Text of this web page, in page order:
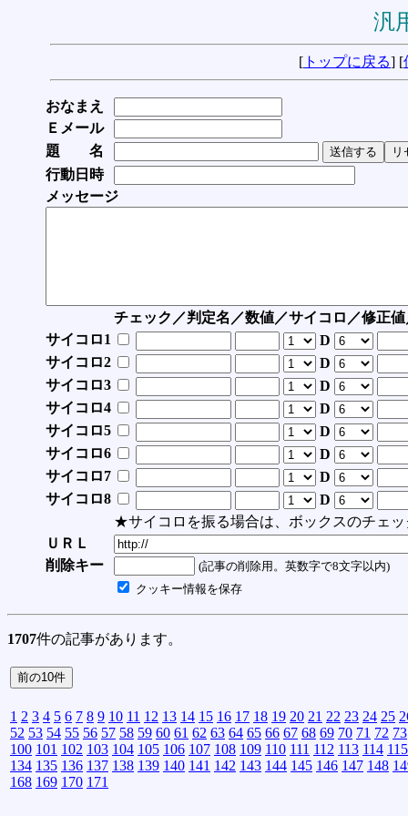
汎
[ トップに戻る] [
おなまえ
Ｅメール
題 名
行動日時
メッセージ
チェック／判定名／数値／サイコロ／修正
サイコロ1
D
サイコロ2
D
サイコロ3
D
サイコロ4
D
サイコロ5
D
サイコロ6
D
サイコロ7
D
サイコロ8
D
★サイコロを振る場合は、ボックスのチェッ
ＵＲＬ
削除キー
(記事の削除用。英数字で8文字以内)
クッキー情報を保存
1707件の記事があります。
1 2 3 4 5 6 7 8 9 10 11 12 13 14 15 16 17 18 19 20 21 22 23 24 25
52 53 54 55 56 57 58 59 60 61 62 63 64 65 66 67 68 69 70 71 72 73
100 101 102 103 104 105 106 107 108 109 110 111 112 113 114 115
134 135 136 137 138 139 140 141 142 143 144 145 146 147 148
168 169 170 171